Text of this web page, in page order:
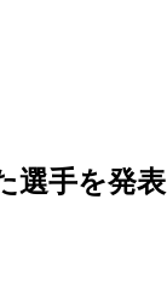
選手を発表